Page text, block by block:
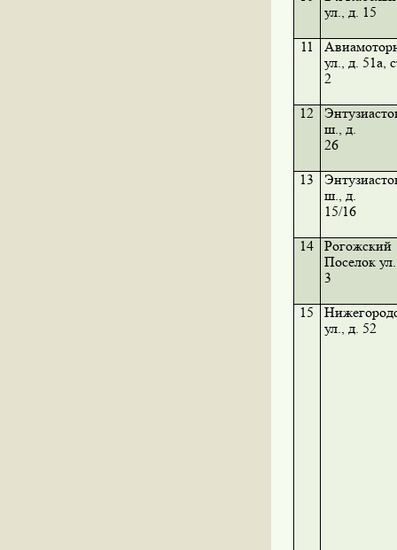
ул., д. 15
11
ул., д. 51а,
2
12
ш., д.
26
13
ш., д.
15/16
14
Рогожский
Поселок
3
15
ул., д. 52